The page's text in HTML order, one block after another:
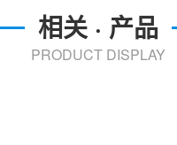
相关 · 产品
PRODUCT DISPLAY